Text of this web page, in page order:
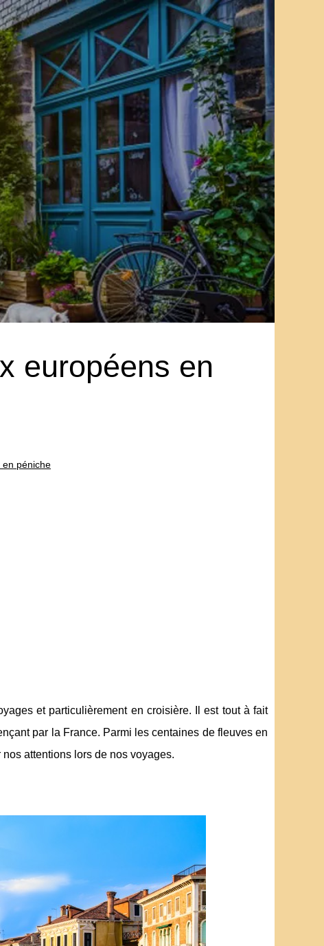
européens en
en péniche
et particulièrement en croisière. Il est tout à fait
par la France. Parmi les centaines de fleuves en
attentions lors de nos voyages.